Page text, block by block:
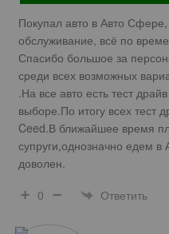
Покупал авто в Авто
обслуживание, всё по
Спасибо большое за
среди всех возможных
.На все авто есть тест
выборе.По итогу всех тест
Ceed.В ближайшее время
супруги,однозначно едем
доволен.
0
Ответить